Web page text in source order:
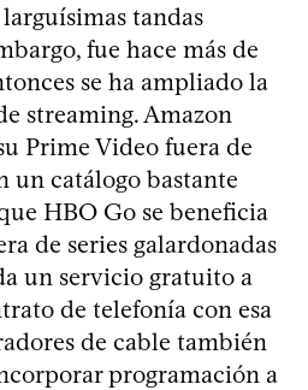
tandas
fue hace más de
se ha ampliado la
streaming. Amazon
Prime Video fuera de
un catálogo bastante
HBO Go se beneficia
de series galardonadas
un servicio gratuito a
de telefonía con esa
de cable también
programación a